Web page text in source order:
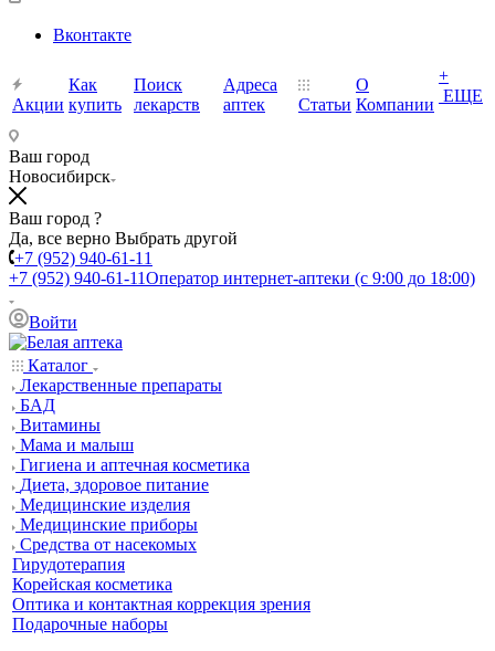
Вконтакте
Акции
Как
купить
Поиск
лекарств
Адреса
аптек
Статьи
О
Компании
+
ЕЩЕ
Ваш город
Новосибирск
Ваш город ?
Да, все верно Выбрать другой
+7 (952) 940-61-11
+7 (952) 940-61-11Оператор интернет-аптеки (с 9:00 до 18:00)
Войти
Каталог
Лекарственные препараты
БАД
Витамины
Мама и малыш
Гигиена и аптечная косметика
Диета, здоровое питание
Медицинские изделия
Медицинские приборы
Средства от насекомых
Гирудотерапия
Корейская косметика
Оптика и контактная коррекция зрения
Подарочные наборы